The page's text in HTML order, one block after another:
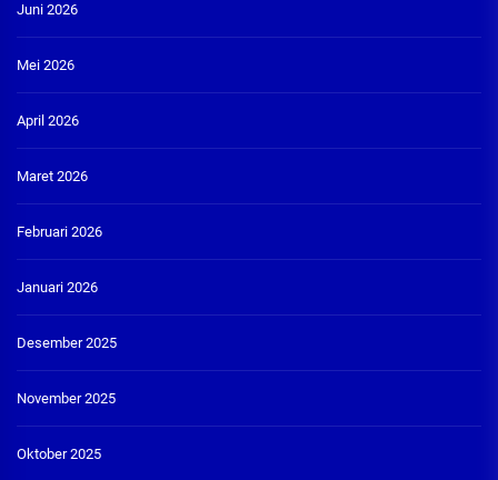
Juni 2026
Mei 2026
April 2026
Maret 2026
Februari 2026
Januari 2026
Desember 2025
November 2025
Oktober 2025